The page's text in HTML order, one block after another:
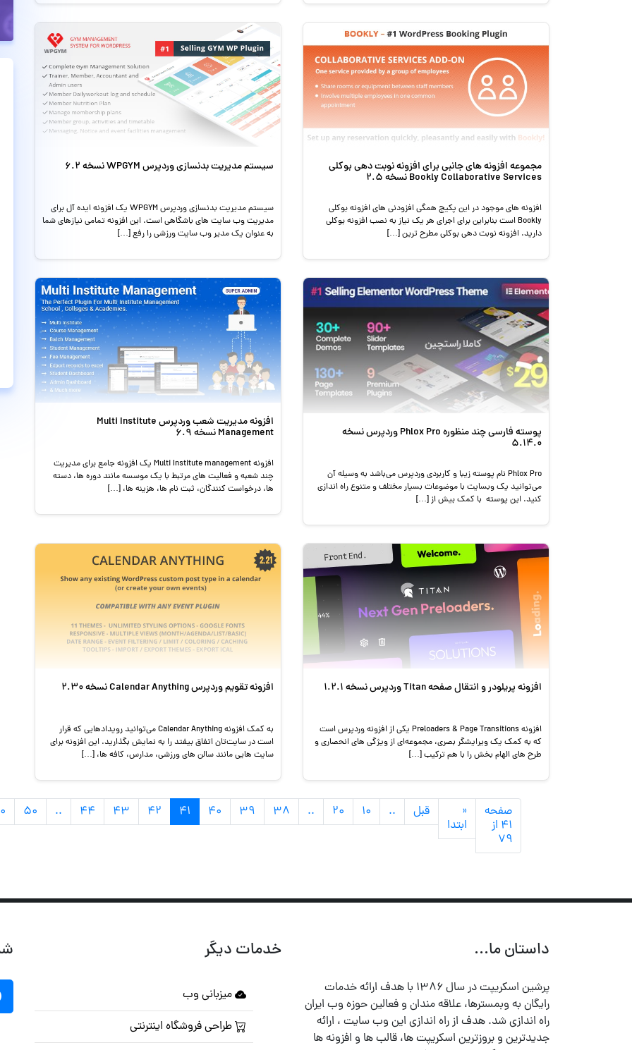
مجموعه افزونه های جانبی برای افزونه نوبت دهی بوکلی
Bookly Collaborative Services نسخه 2.5
افزونه های موجود در این پکیج همگی افزودنی های افزونه بوکلی
Bookly است بنابراین برای اجرای هر یک نیاز به نصب افزونه بوکلی
دارید. افزونه نوبت دهی بوکلی مطرح ترین […]
سیستم مدیریت بدنسازی وردپرس WPGYM نسخه 6.2
سیستم مدیریت بدنسازی وردپرس WPGYM یک افزونه ایده آل برای
مدیریت وب سایت های باشگاهی است. این افزونه تمامی نیازهای شما
به عنوان یک مدیر وب سایت ورزشی را رفع […]
پوسته فارسی چند منظوره Phlox Pro وردپرس نسخه
5.14.0
Phlox Pro نام پوسته زیبا و کاربردی وردپرس می‌باشد به وسیله آن
می‌توانید یک وبسایت با موضوعات بسیار مختلف و متنوع راه اندازی
کنید. این پوسته با کمک بیش از […]
افزونه مدیریت شعب وردپرس Multi Institute
Management نسخه 6.9
افزونه Multi Institute management یک افزونه جامع برای مدیریت
چند شعبه و فعالیت های مرتبط با یک موسسه مانند دوره ها، دسته
ها، درخواست کنندگان، ثبت نام ها، هزینه ها، […]
افزونه پریلودر و انتقال صفحه Titan وردپرس نسخه 1.2.1
افزونه Preloaders & Page Transitions یکی از افزونه وردپرس است
که به کمک یک ویرایشگر بصری، مجموعه‌ای از ویژگی های انحصاری و
طرح های الهام بخش را با هم ترکیب […]
افزونه تقویم وردپرس Calendar Anything نسخه 2.30
به کمک افزونه Calendar Anything می‌توانید رویدادهایی که قرار
است در سایت‌تان اتفاق بیفتد را به نمایش بگذارید. این افزونه برای
سایت هایی مانند سالن های ورزشی، مدارس، کافه ها، […]
صفحه
۴۱ از
۷۹
«
ابتدا
قبل .. ۱۰ ۲۰ .. ۳۸ ۳۹ ۴۰ ۴۱ ۴۲ ۴۳ ۴۴ .. ۵۰
داستان ما...
پرشین اسکریپت در سال ۱۳۸۶ با هدف ارائه خدمات
رایگان به وبمسترها، علاقه مندان و فعالین حوزه وب ایران
راه اندازی شد. هدف از راه اندازی این وب سایت ، ارائه
جدیدترین و بروزترین اسکریپت ها، قالب ها و افزونه ها
خدمات دیگر
میزبانی وب
طراحی فروشگاه اینترنتی